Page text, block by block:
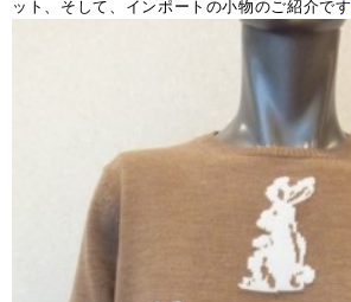
ット、そして、インポートの小物のご紹介です